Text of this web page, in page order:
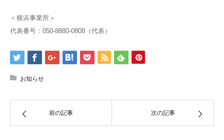
＜横浜事業所＞
代表番号：050-8880-0808（代表）
お知らせ
前の記事 次の記事